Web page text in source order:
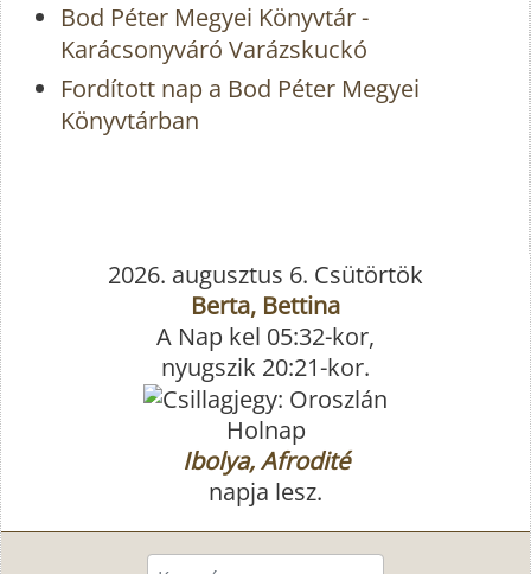
Bod Péter Megyei Könyvtár -
Karácsonyváró Varázskuckó
Fordított nap a Bod Péter Megyei
Könyvtárban
2026. augusztus 6. Csütörtök
Berta, Bettina
A Nap kel 05:32-kor,
nyugszik 20:21-kor.
Holnap
Ibolya, Afrodité
napja lesz.